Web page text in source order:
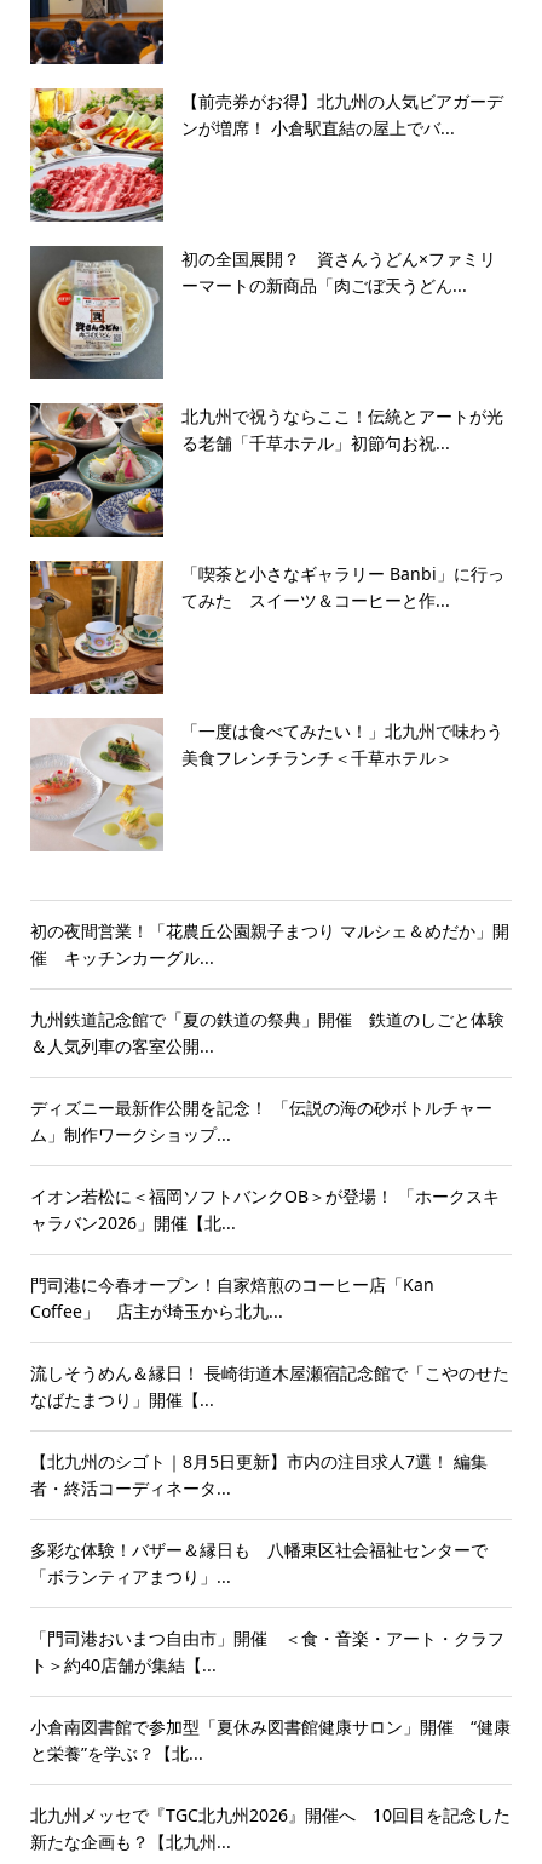
【前売券がお得】北九州の人気ビアガーデ
ンが増席！ 小倉駅直結の屋上でバ...
初の全国展開？ 資さんうどん×ファミリ
ーマートの新商品「肉ごぼ天うどん...
北九州で祝うならここ！伝統とアートが光
る老舗「千草ホテル」初節句お祝...
「喫茶と小さなギャラリー Banbi」に行っ
てみた スイーツ＆コーヒーと作...
「一度は食べてみたい！」北九州で味わう
美食フレンチランチ＜千草ホテル＞
初の夜間営業！「花農丘公園親子まつり マルシェ＆めだか」開
催 キッチンカーグル...
九州鉄道記念館で「夏の鉄道の祭典」開催 鉄道のしごと体験
＆人気列車の客室公開...
ディズニー最新作公開を記念！ 「伝説の海の砂ボトルチャー
ム」制作ワークショップ...
イオン若松に＜福岡ソフトバンクOB＞が登場！ 「ホークスキ
ャラバン2026」開催【北...
門司港に今春オープン！自家焙煎のコーヒー店「Kan
Coffee」 店主が埼玉から北九...
流しそうめん＆縁日！ 長崎街道木屋瀬宿記念館で「こやのせた
なばたまつり」開催【...
【北九州のシゴト｜8月5日更新】市内の注目求人7選！ 編集
者・終活コーディネータ...
多彩な体験！バザー＆縁日も 八幡東区社会福祉センターで
「ボランティアまつり」...
「門司港おいまつ自由市」開催 ＜食・音楽・アート・クラフ
ト＞約40店舗が集結【...
小倉南図書館で参加型「夏休み図書館健康サロン」開催 “健康
と栄養”を学ぶ？【北...
北九州メッセで『TGC北九州2026』開催へ 10回目を記念した
新たな企画も？【北九州...